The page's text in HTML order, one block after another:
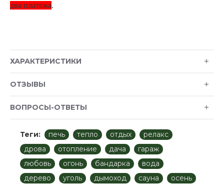
два платежа.
ХАРАКТЕРИСТИКИ
ОТЗЫВЫ
ВОПРОСЫ-ОТВЕТЫ
Теги: печь тепло отдых
релакс
дрова
отопление дача
гараж
любовь
огонь бандарка
вода
дерево
уголь дымоход сауна
осень